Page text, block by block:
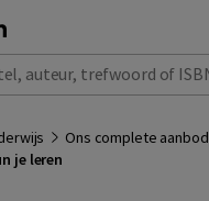
trefwoord of ISBN
Ons complete aanbod
je leren